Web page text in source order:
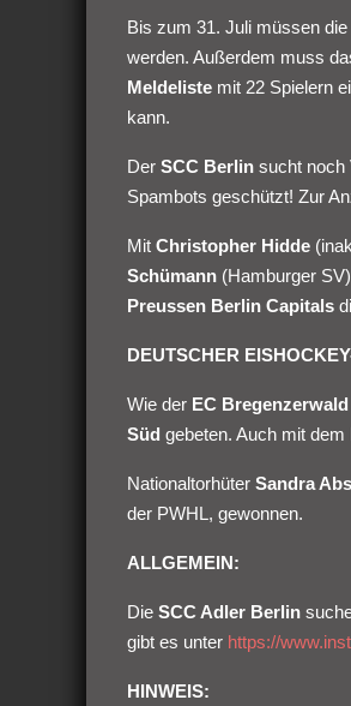
Bis zum 31. Juli müssen die
werden. Außerdem muss
Meldeliste mit 22 Spielern
kann.
Der SCC Berlin sucht noch
Spambots geschützt! Zur
Mit Christopher Hidde
Schümann (Hamburger
Preussen Berlin Capitals
DEUTSCHER
Wie der EC Bregenzerwald
Süd gebeten. Auch mit
Nationaltorhüter Sandra
der PWHL, gewonnen.
ALLGEMEIN:
Die SCC Adler Berlin
gibt es unter https://
HINWEIS: